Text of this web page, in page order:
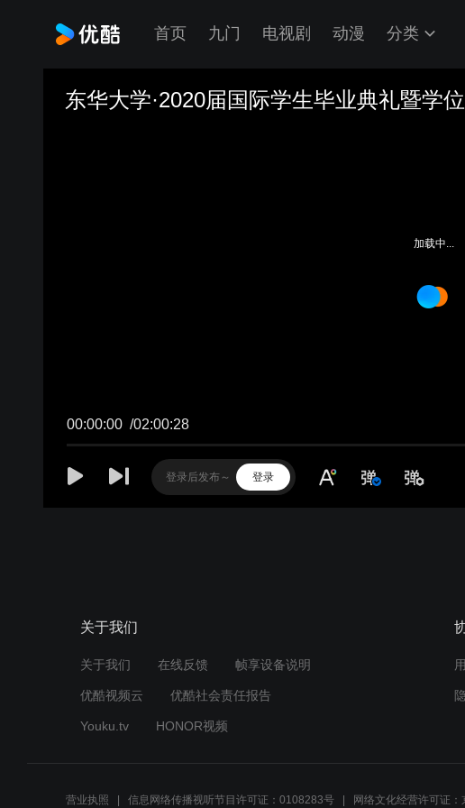
首页 九门 电视剧 动漫 分类
东华大学·2020届国际学生毕业典礼暨学
00:00:00 /02:00:28
登录
加载中...
关于我们
关于我们 在线反馈 帧享设备说明
优酷视频云 优酷社会责任报告
Youku.tv HONOR视频
营业执照 信息网络传播视听节目许可证：0108283号 网络文化经营许可证